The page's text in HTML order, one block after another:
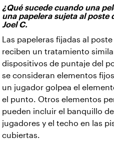
¿Qué sucede cuando una
una papelera sujeta al poste
Joel C.
Las papeleras fijadas al
reciben un tratamiento
dispositivos de puntaje del
se consideran elementos
un jugador golpea el
el punto. Otros elementos
pueden incluir el banquillo
jugadores y el techo en las
cubiertas.